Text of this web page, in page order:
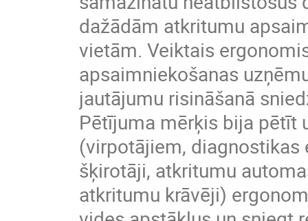
dažādām atkritumu
vietām. Veiktais
apsaimniekošanas
jautājumu risināšanā
Pētījuma mērķis bija pētīt
(virpotājiem,
šķirotāji, atkritumu
atkritumu krāvēji)